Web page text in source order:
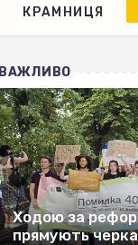
КРАМНИЦЯ
ВАЖЛИВО
Ходою за
прямують